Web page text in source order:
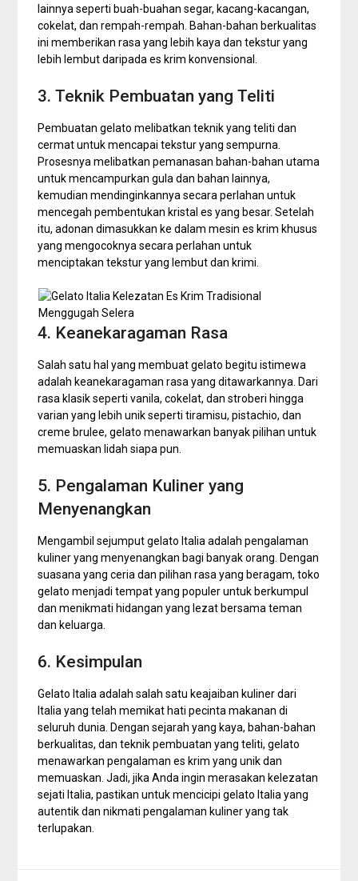
lainnya seperti buah-buahan segar, kacang-kacangan,
cokelat, dan rempah-rempah. Bahan-bahan berkualitas
ini memberikan rasa yang lebih kaya dan tekstur yang
lebih lembut daripada es krim konvensional.
3. Teknik Pembuatan yang Teliti
Pembuatan gelato melibatkan teknik yang teliti dan
cermat untuk mencapai tekstur yang sempurna.
Prosesnya melibatkan pemanasan bahan-bahan utama
untuk mencampurkan gula dan bahan lainnya,
kemudian mendinginkannya secara perlahan untuk
mencegah pembentukan kristal es yang besar. Setelah
itu, adonan dimasukkan ke dalam mesin es krim khusus
yang mengocoknya secara perlahan untuk
menciptakan tekstur yang lembut dan krimi.
4. Keanekaragaman Rasa
Salah satu hal yang membuat gelato begitu istimewa
adalah keanekaragaman rasa yang ditawarkannya. Dari
rasa klasik seperti vanila, cokelat, dan stroberi hingga
varian yang lebih unik seperti tiramisu, pistachio, dan
creme brulee, gelato menawarkan banyak pilihan untuk
memuaskan lidah siapa pun.
5. Pengalaman Kuliner yang
Menyenangkan
Mengambil sejumput gelato Italia adalah pengalaman
kuliner yang menyenangkan bagi banyak orang. Dengan
suasana yang ceria dan pilihan rasa yang beragam, toko
gelato menjadi tempat yang populer untuk berkumpul
dan menikmati hidangan yang lezat bersama teman
dan keluarga.
6. Kesimpulan
Gelato Italia adalah salah satu keajaiban kuliner dari
Italia yang telah memikat hati pecinta makanan di
seluruh dunia. Dengan sejarah yang kaya, bahan-bahan
berkualitas, dan teknik pembuatan yang teliti, gelato
menawarkan pengalaman es krim yang unik dan
memuaskan. Jadi, jika Anda ingin merasakan kelezatan
sejati Italia, pastikan untuk mencicipi gelato Italia yang
autentik dan nikmati pengalaman kuliner yang tak
terlupakan.